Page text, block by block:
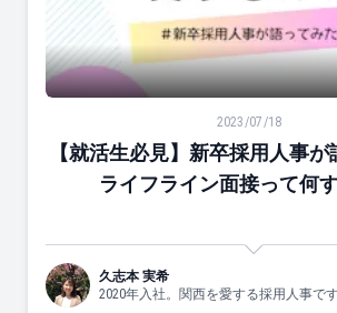
【就活生必見】新卒採用人事が語
2023/07/18
【就活生必見】新卒採用人事が
ライフライン面接って何
久志本 実希
2020年入社。関西を愛する採用人事で